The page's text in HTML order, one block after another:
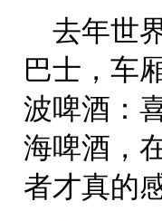
去年世
巴士，车
波啤酒：
海啤酒，
者才真的